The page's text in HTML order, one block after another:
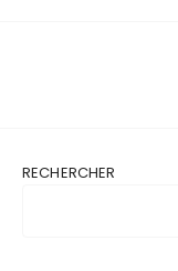
RECHERCHER